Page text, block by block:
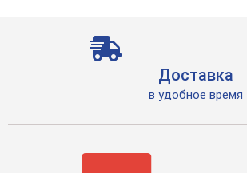
Доставка
в удобное время